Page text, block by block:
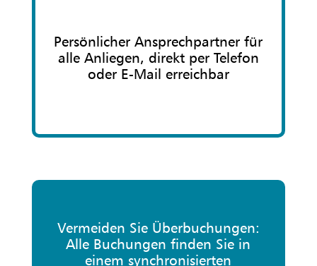
Persönlicher Ansprechpartner für
alle Anliegen, direkt per Telefon
oder E-Mail erreichbar
Vermeiden Sie Überbuchungen:
Alle Buchungen finden Sie in
einem synchronisierten